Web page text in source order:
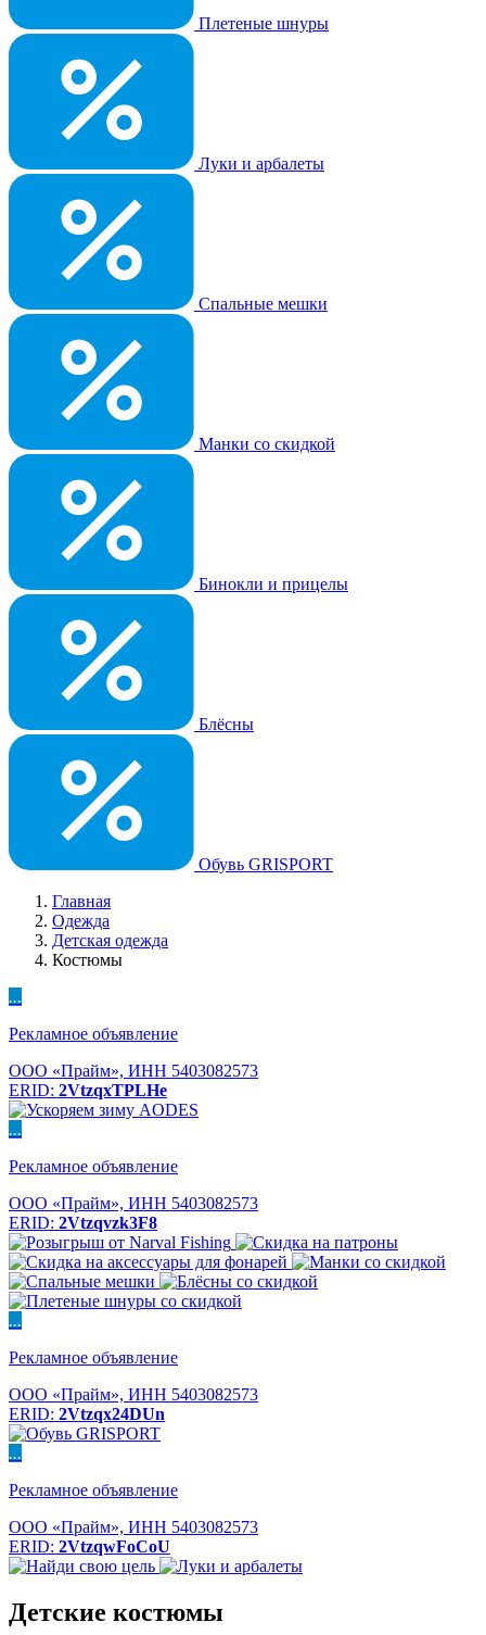
Плетеные шнуры
Луки и арбалеты
Спальные мешки
Манки со скидкой
Бинокли и прицелы
Блёсны
Обувь GRISPORT
Главная
Одежда
Детская одежда
Костюмы
...
Рекламное объявление
ООО «Прайм», ИНН 5403082573
ERID: 2VtzqxTPLHe
...
Рекламное объявление
ООО «Прайм», ИНН 5403082573
ERID: 2Vtzqvzk3F8
...
Рекламное объявление
ООО «Прайм», ИНН 5403082573
ERID: 2Vtzqx24DUn
...
Рекламное объявление
ООО «Прайм», ИНН 5403082573
ERID: 2VtzqwFoCoU
Детские костюмы